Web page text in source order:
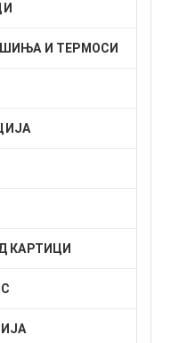
И ТЕРМОСИ
КАРТИЦИ